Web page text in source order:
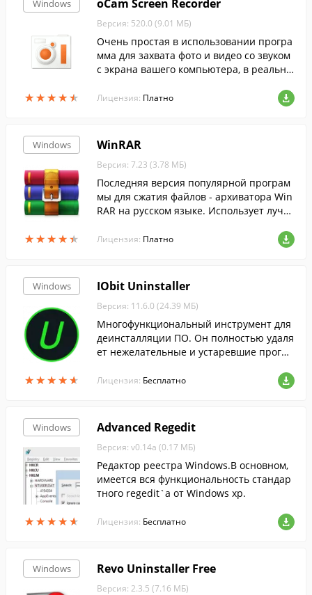
Windows
★★★★★
★★★★★
oCam Screen Recorder
Версия: 520.0 (9.01 МБ)
Очень простая в использовании програ
мма для захвата фото и видео со звуком
с экрана вашего компьютера, в реально
аписи высококачественных видео ролик
Лицензия: Платно
Windows
★★★★★
★★★★★
WinRAR
Версия: 7.23 (3.78 МБ)
Последняя версия популярной програм
мы для сжатия файлов - архиватора Win
RAR на русском языке. Использует лучш
Лицензия: Платно
Windows
★★★★★
★★★★★
IObit Uninstaller
Версия: 11.6.0 (24.39 МБ)
Многофункциональный инструмент для
деинсталляции ПО. Он полностью удаля
ет нежелательные и устаревшие програ
авляя истории их существования в сист
Лицензия: Бесплатно
Windows
★★★★★
★★★★★
Advanced Regedit
Версия: v0.14a (0.17 МБ)
Редактор реестра Windows.В основном,
имеется вся функциональность стандар
тного regedit`а от Windows xp.
Лицензия: Бесплатно
Windows Revo Uninstaller Free
Версия: 2.3.5 (7.16 МБ)